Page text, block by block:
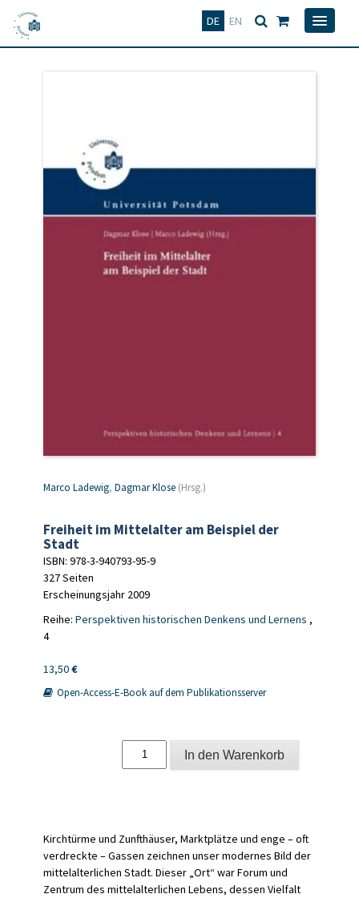
DE EN
Deutsch
Marco Ladewig, Dagmar Klose (Hrsg.)
Freiheit im Mittelalter am Beispiel der
Stadt
ISBN: 978-3-940793-95-9
327 Seiten
Erscheinungsjahr 2009
Reihe: Perspektiven historischen Denkens und Lernens ,
4
13,50€
Open-Access-E-Book auf dem Publikationsserver
Stadt
Menge
In den Warenkorb
Kirchtürme und Zunfthäuser, Marktplätze und enge – oft
verdreckte – Gassen zeichnen unser modernes Bild der
mittelalterlichen Stadt. Dieser „Ort“ war Forum und
Zentrum des mittelalterlichen Lebens, dessen Vielfalt